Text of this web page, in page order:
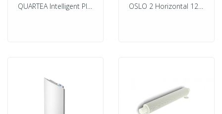
QUARTEA Intelligent Plinthe Blanc Electrique OSLO 2 Horizontal 1250w Blanc Electrique